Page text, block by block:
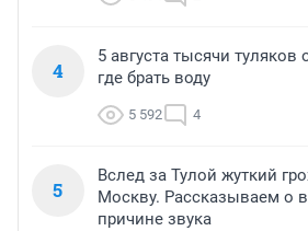
4
5 августа тысячи туляков
где брать воду
5 592 4
5
Вслед за Тулой жуткий
Москву. Рассказываем о
причине звука